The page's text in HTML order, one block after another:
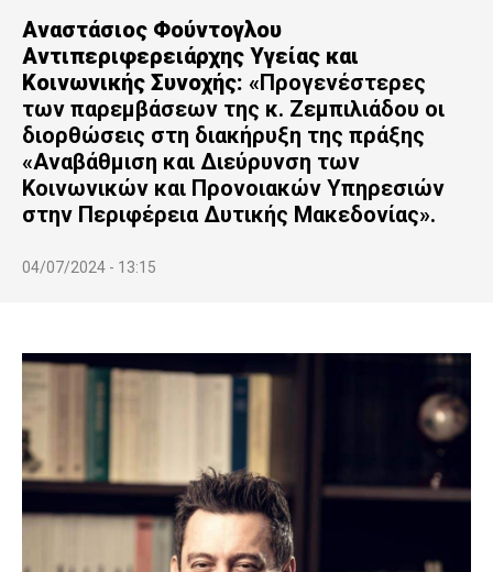
Αναστάσιος Φούντογλου
Αντιπεριφερειάρχης Υγείας και
Κοινωνικής Συνοχής: «Προγενέστερες
των παρεμβάσεων της κ. Ζεμπιλιάδου οι
διορθώσεις στη διακήρυξη της πράξης
«Αναβάθμιση και Διεύρυνση των
Κοινωνικών και Προνοιακών Υπηρεσιών
στην Περιφέρεια Δυτικής Μακεδονίας».
04/07/2024 - 13:15